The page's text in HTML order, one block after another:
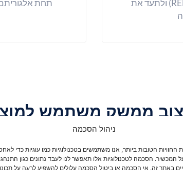
ניהול הסכמה
החוויות הטובות ביותר, אנו משתמשים בטכנולוגיות כמו עוגיות כדי
המכשיר. הסכמה לטכנולוגיות אלו תאפשר לנו לעבד נתונים כגון
באתר זה. אי הסכמה או ביטול הסכמה עלולים להשפיע לרעה על
לזהות אוטומטית מצבי שינה שונים (עמוק, אור, ער ו-REM) ולתעד את
תחת
ממשק משתמש